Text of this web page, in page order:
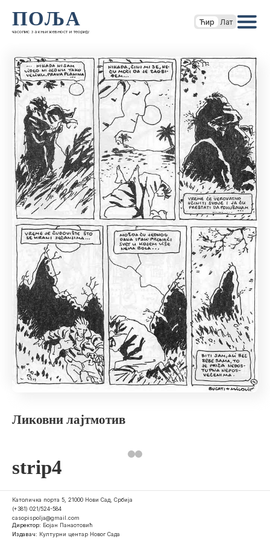
ПОЉА
часопис за књижевност и теорију
Ћир Лат
Ликовни лајтмотив
strip4
Католичка порта 5, 21000 Нови Сад, Србија
(+381) 021/524-584
casopispolja@gmail.com
Директор: Бојан Панаотовић
Издавач: Културни центар Новог Сада